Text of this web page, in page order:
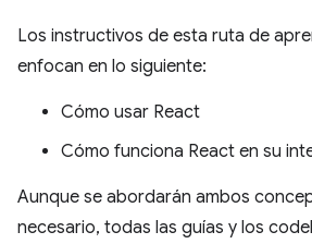
Los instructivos de esta ruta de
enfocan en lo siguiente:
Cómo usar React
Cómo funciona React en su
Aunque se abordarán ambos
necesario, todas las guías y los